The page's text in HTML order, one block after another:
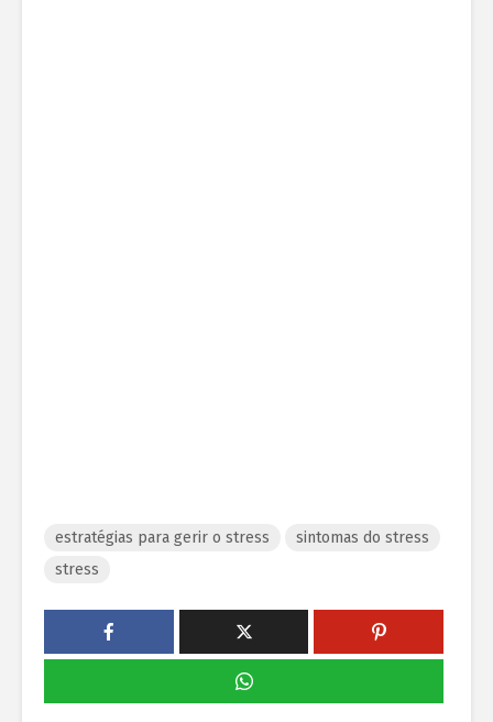
estratégias para gerir o stress
sintomas do stress
stress